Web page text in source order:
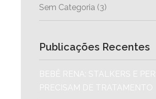
Sem Categoria (3)
Publicações Recentes
BEBÊ RENA: STALKERS E
PRECISAM DE TRATAMENTO